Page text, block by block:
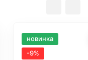
новинка
-9%